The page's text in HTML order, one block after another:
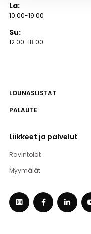
LOUNASLISTAT
PALAUTE
Liikkeet ja palvelut
Ravintolat
Myymälät
La:
10:00-19:00
Su:
12:00-18:00